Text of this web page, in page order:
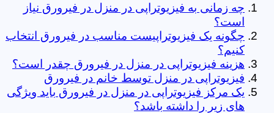
چه زمانی به فیزیوتراپی در منزل در فیرورق نیاز
است؟
چگونه یک فیزیوتراپیست مناسب در فیرورق انتخاب
کنیم؟
هزینه فیزیوتراپی در منزل در فیرورق چقدر است؟
فیزیوتراپی در منزل توسط خانم در فیرورق
یک مرکز فیزیوتراپی در منزل در فیرورق باید ویژگی
های زیر را داشته باشد؟